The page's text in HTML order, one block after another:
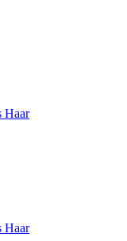
Haar
Haar